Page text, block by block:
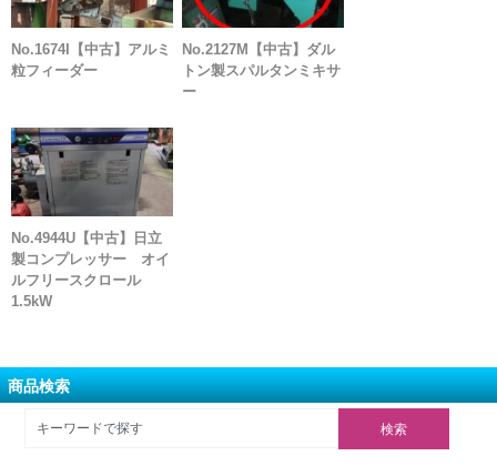
No.1674I【中古】アルミ
粒フィーダー
No.2127M【中古】ダル
トン製スパルタンミキサ
ー
No.4944U【中古】日立
製コンプレッサー オイ
ルフリースクロール
1.5kW
商品検索